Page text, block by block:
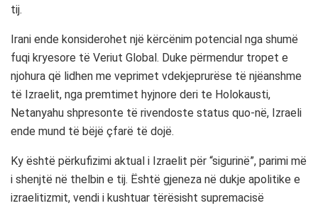
tij.
Irani ende konsiderohet një kërcënim potencial nga shumë
fuqi kryesore të Veriut Global. Duke përmendur tropet e
njohura që lidhen me veprimet vdekjeprurëse të njëanshme
të Izraelit, nga premtimet hyjnore deri te Holokausti,
Netanyahu shpresonte të rivendoste status quo-në, Izraeli
ende mund të bëjë çfarë të dojë.
Ky është përkufizimi aktual i Izraelit për “sigurinë”, parimi më
i shenjtë në thelbin e tij. Është gjeneza në dukje apolitike e
izraelitizmit, vendi i kushtuar tërësisht supremacisë